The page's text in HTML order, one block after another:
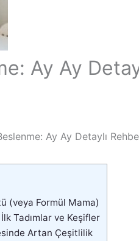
Ay Ay
Ay Ay Detaylı
(veya Formül Mama)
Tadımlar ve Keşifler
Artan Çeşitlilik